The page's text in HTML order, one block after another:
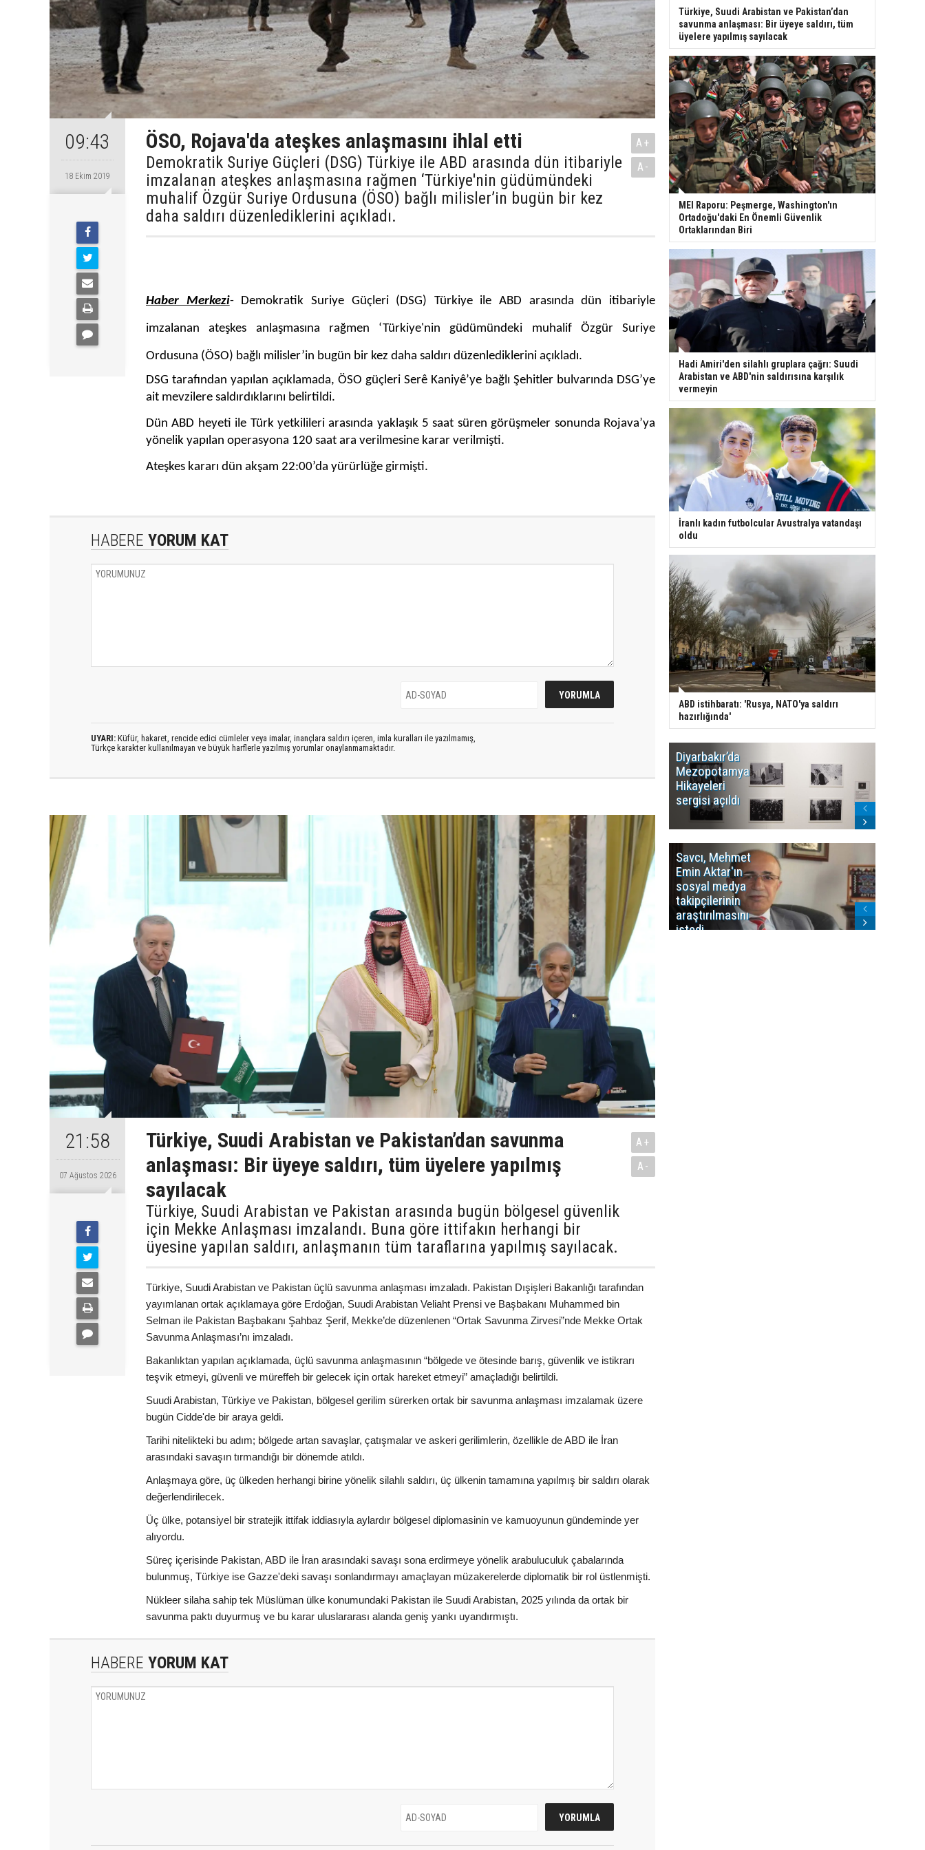
09:43
18 Ekim 2019
ÖSO, Rojava'da ateşkes anlaşmasını ihlal etti
Demokratik Suriye Güçleri (DSG) Türkiye ile ABD arasında dün itibariyle
imzalanan ateşkes anlaşmasına rağmen ‘Türkiye'nin güdümündeki
muhalif Özgür Suriye Ordusuna (ÖSO) bağlı milisler’in bugün bir kez
daha saldırı düzenlediklerini açıkladı.
A+
A-
Haber Merkezi- Demokratik Suriye Güçleri (DSG) Türkiye ile ABD arasında dün itibariyle
imzalanan ateşkes anlaşmasına rağmen ‘Türkiye'nin güdümündeki muhalif Özgür Suriye
Ordusuna (ÖSO) bağlı milisler’in bugün bir kez daha saldırı düzenlediklerini açıkladı.
DSG tarafından yapılan açıklamada, ÖSO güçleri Serê Kaniyê’ye bağlı Şehitler bulvarında DSG’ye
ait mevzilere saldırdıklarını belirtildi.
Dün ABD heyeti ile Türk yetkilileri arasında yaklaşık 5 saat süren görüşmeler sonunda Rojava’ya
yönelik yapılan operasyona 120 saat ara verilmesine karar verilmişti.
Ateşkes kararı dün akşam 22:00’da yürürlüğe girmişti.
HABERE YORUM KAT
UYARI: Küfür, hakaret, rencide edici cümleler veya imalar, inançlara saldırı içeren, imla kuralları ile yazılmamış,
Türkçe karakter kullanılmayan ve büyük harflerle yazılmış yorumlar onaylanmamaktadır.
21:58
07 Ağustos 2026
Türkiye, Suudi Arabistan ve Pakistan’dan savunma
anlaşması: Bir üyeye saldırı, tüm üyelere yapılmış
sayılacak
Türkiye, Suudi Arabistan ve Pakistan arasında bugün bölgesel güvenlik
için Mekke Anlaşması imzalandı. Buna göre ittifakın herhangi bir
üyesine yapılan saldırı, anlaşmanın tüm taraflarına yapılmış sayılacak.
A+
A-
Türkiye, Suudi Arabistan ve Pakistan üçlü savunma anlaşması imzaladı. Pakistan Dışişleri Bakanlığı tarafından
yayımlanan ortak açıklamaya göre Erdoğan, Suudi Arabistan Veliaht Prensi ve Başbakanı Muhammed bin
Selman ile Pakistan Başbakanı Şahbaz Şerif, Mekke’de düzenlenen “Ortak Savunma Zirvesi”nde Mekke Ortak
Savunma Anlaşması’nı imzaladı.
Bakanlıktan yapılan açıklamada, üçlü savunma anlaşmasının “bölgede ve ötesinde barış, güvenlik ve istikrarı
teşvik etmeyi, güvenli ve müreffeh bir gelecek için ortak hareket etmeyi” amaçladığı belirtildi.
Suudi Arabistan, Türkiye ve Pakistan, bölgesel gerilim sürerken ortak bir savunma anlaşması imzalamak üzere
bugün Cidde'de bir araya geldi.
Tarihi nitelikteki bu adım; bölgede artan savaşlar, çatışmalar ve askeri gerilimlerin, özellikle de ABD ile İran
arasındaki savaşın tırmandığı bir dönemde atıldı.
Anlaşmaya göre, üç ülkeden herhangi birine yönelik silahlı saldırı, üç ülkenin tamamına yapılmış bir saldırı olarak
değerlendirilecek.
Üç ülke, potansiyel bir stratejik ittifak iddiasıyla aylardır bölgesel diplomasinin ve kamuoyunun gündeminde yer
alıyordu.
Süreç içerisinde Pakistan, ABD ile İran arasındaki savaşı sona erdirmeye yönelik arabuluculuk çabalarında
bulunmuş, Türkiye ise Gazze'deki savaşı sonlandırmayı amaçlayan müzakerelerde diplomatik bir rol üstlenmişti.
Nükleer silaha sahip tek Müslüman ülke konumundaki Pakistan ile Suudi Arabistan, 2025 yılında da ortak bir
savunma paktı duyurmuş ve bu karar uluslararası alanda geniş yankı uyandırmıştı.
HABERE YORUM KAT
Türkiye, Suudi Arabistan ve Pakistan’dan
savunma anlaşması: Bir üyeye saldırı, tüm
üyelere yapılmış sayılacak
MEI Raporu: Peşmerge, Washington'ın
Ortadoğu'daki En Önemli Güvenlik
Ortaklarından Biri
Hadi Amiri'den silahlı gruplara çağrı: Suudi
Arabistan ve ABD'nin saldırısına karşılık
vermeyin
İranlı kadın futbolcular Avustralya vatandaşı
oldu
ABD istihbaratı: 'Rusya, NATO'ya saldırı
hazırlığında'
Diyarbakır’da
Mezopotamya
Hikayeleri
sergisi açıldı
Savcı, Mehmet
Emin Aktar'ın
sosyal medya
takipçilerinin
araştırılmasını
istedi